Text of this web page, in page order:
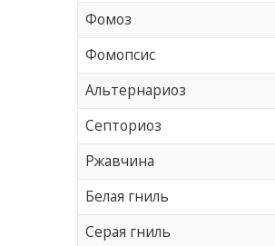
Фомоз
Фомопсис
Альтернариоз
Септориоз
Ржавчина
Белая гниль
Серая гниль